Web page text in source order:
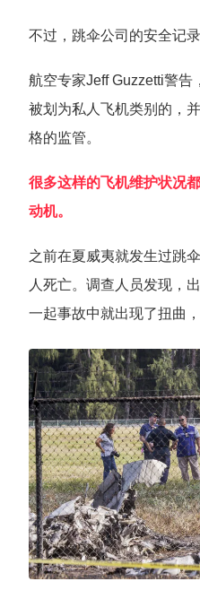
不过，跳伞公司的安全记录
航空专家Jeff Guzzetti警告
被划为私人飞机类别的，
格的监管。
很多这样的飞机维护状况
动机。
之前在夏威夷就发生过跳
人死亡。调查人员发现，
一起事故中就出现了扭曲，